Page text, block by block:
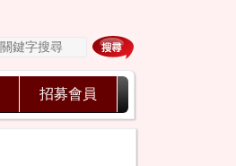
招募會員